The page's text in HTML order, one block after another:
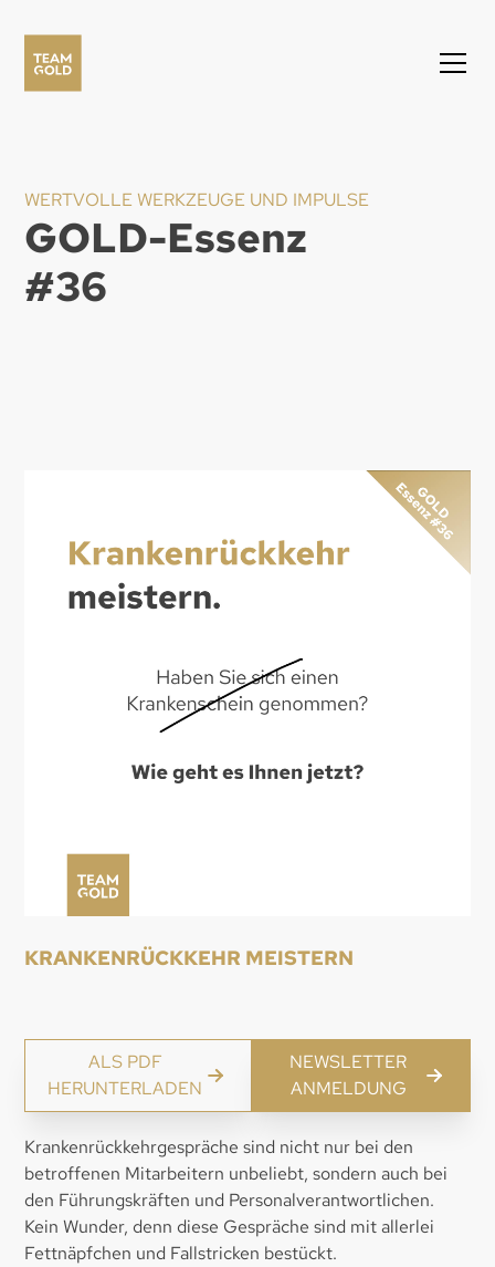
WERTVOLLE WERKZEUGE UND IMPULSE
GOLD-Essenz
#36
KRANKENRÜCKKEHR MEISTERN
ALS PDF
HERUNTERLADEN
NEWSLETTER
ANMELDUNG
Krankenrückkehrgespräche sind nicht nur bei den
betroffenen Mitarbeitern unbeliebt, sondern auch bei
den Führungskräften und Personalverantwortlichen.
Kein Wunder, denn diese Gespräche sind mit allerlei
Fettnäpfchen und Fallstricken bestückt.